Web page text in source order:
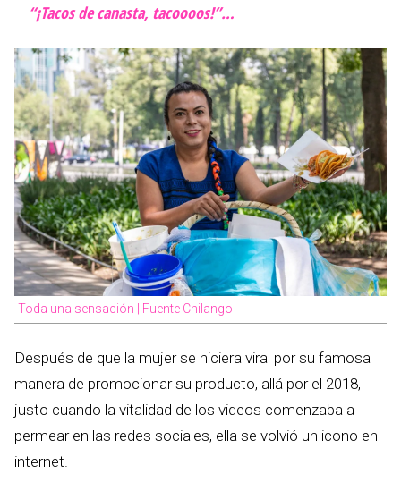
“¡Tacos de canasta, tacoooos!”…
Toda una sensación | Fuente Chilango
Después de que la mujer se hiciera viral por su famosa
manera de promocionar su producto, allá por el 2018,
justo cuando la vitalidad de los videos comenzaba a
permear en las redes sociales, ella se volvió un icono en
internet.